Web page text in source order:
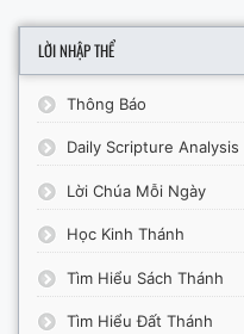
LỜI NHẬP THỂ
Thông Báo
Daily Scripture Analysis
Lời Chúa Mỗi Ngày
Học Kinh Thánh
Tìm Hiểu Sách Thánh
Tìm Hiểu Đất Thánh